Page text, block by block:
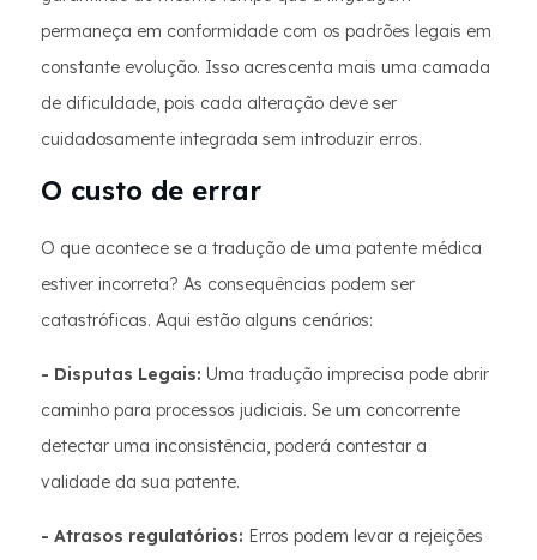
permaneça em conformidade com os padrões legais em
constante evolução. Isso acrescenta mais uma camada
de dificuldade, pois cada alteração deve ser
cuidadosamente integrada sem introduzir erros.
O custo de errar
O que acontece se a tradução de uma patente médica
estiver incorreta? As consequências podem ser
catastróficas. Aqui estão alguns cenários:
- Disputas Legais: Uma tradução imprecisa pode abrir
caminho para processos judiciais. Se um concorrente
detectar uma inconsistência, poderá contestar a
validade da sua patente.
- Atrasos regulatórios: Erros podem levar a rejeições